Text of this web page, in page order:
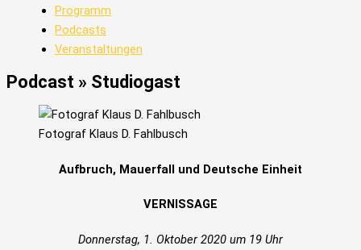
Programm
Podcasts
Veranstaltungen
Podcast » Studiogast
Fotograf Klaus D. Fahlbusch
Aufbruch, Mauerfall und Deutsche Einheit
VERNISSAGE
Donnerstag, 1. Oktober 2020 um 19 Uhr